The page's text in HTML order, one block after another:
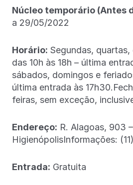
Núcleo temporário (Antes
a 29/05/2022
Horário: Segundas,
das 10h às 18h – última
sábados, domingos e
última entrada às
feiras, sem exceção,
Endereço: R. Alagoas, 903 –
HigienópolisInformações:
Entrada: Gratuita